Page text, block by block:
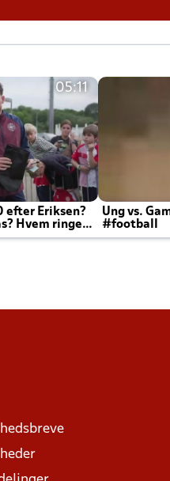
05:11
efter Eriksen?
Hvem ringer
kampe?
Ung vs.
#football